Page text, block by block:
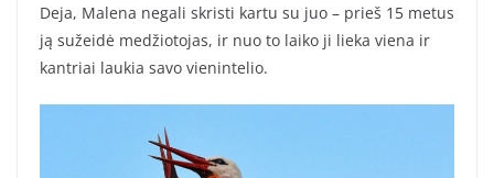
Deja, Malena negali skristi kartu su juo – prieš 15 metus
ją sužeidė medžiotojas, ir nuo to laiko ji lieka viena ir
kantriai laukia savo vienintelio.